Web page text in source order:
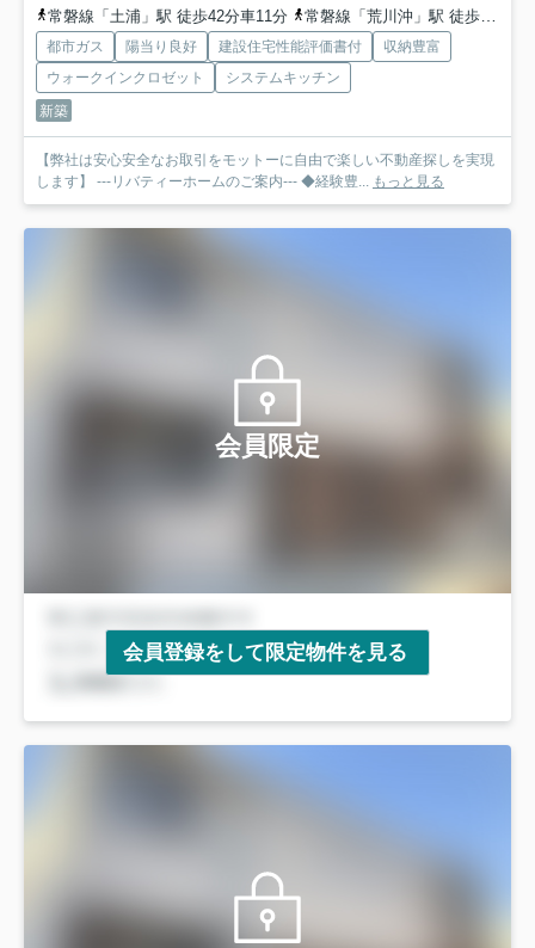
常磐線「土浦」駅 徒歩42分車11分
常磐線「荒川沖」駅 徒歩62分
都市ガス 陽当り良好 建設住宅性能評価書付
収納豊富
ウォークインクロゼット
システムキッチン
新築
【弊社は安心安全なお取引をモットーに自由で楽しい不動産探しを実現
します】 ---リバティーホームのご案内--- ◆経験豊...
もっと見る
会員限定
会員登録をして限定物件を見る